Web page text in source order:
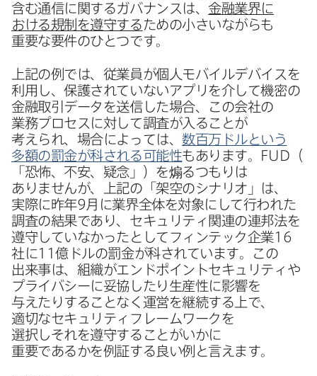
含む通信に​関する​ガバナンスは、 金融業界に​
おける​規制を​遵守する ための​小さいながらも​
重要な​要件の​ひとつです。
上記の​例では、​従業員が​個人モバイルデバイスを​
利用し、​保護されていない​アプリを​介して​機密の​
金融取引データを​送信した​場合、​この​会社の​
業務プロセスに​対して​調査が​入る​ことが​
考えられ、​場合に​よっては、 数百万ドルと​いう​
多額の​罰金が​科される​可能性も​あります。 FUD （​
「恐怖、​不安、​疑念」）を​煽る​つもりは​
ありませんが、​上記の​「架空の​シナリオ」は、​
実際に​昨年9 月に​業界全体を​対象に​して​行われた​
調査の​結果であり、​セキュリティ関連の​連邦法を​
遵守していなかったとして​フィンテック企業16
社に 11億ドルの​罰金が​科されています。​この​
出来事は、​組織が​エンドポイントセキュリティや​
プライバシーに​妥協したり​生産性に​影響を​
与えたりする​ことなく​運営を​継続する​上で、​
適切な​セキュリティフレームワークを​
選択しそれを​遵守する​ことが​いかに​
重要であるかを​例証する​良い例と​言えます。